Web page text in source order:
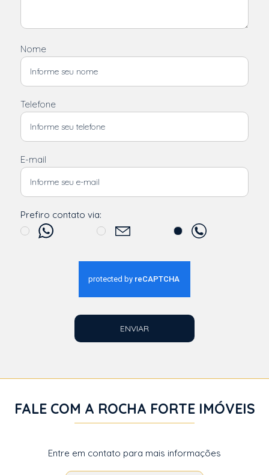
Nome
Telefone
E-mail
Prefiro contato via:
ENVIAR
FALE COM A ROCHA FORTE IMÓVEIS
Entre em contato para mais informações